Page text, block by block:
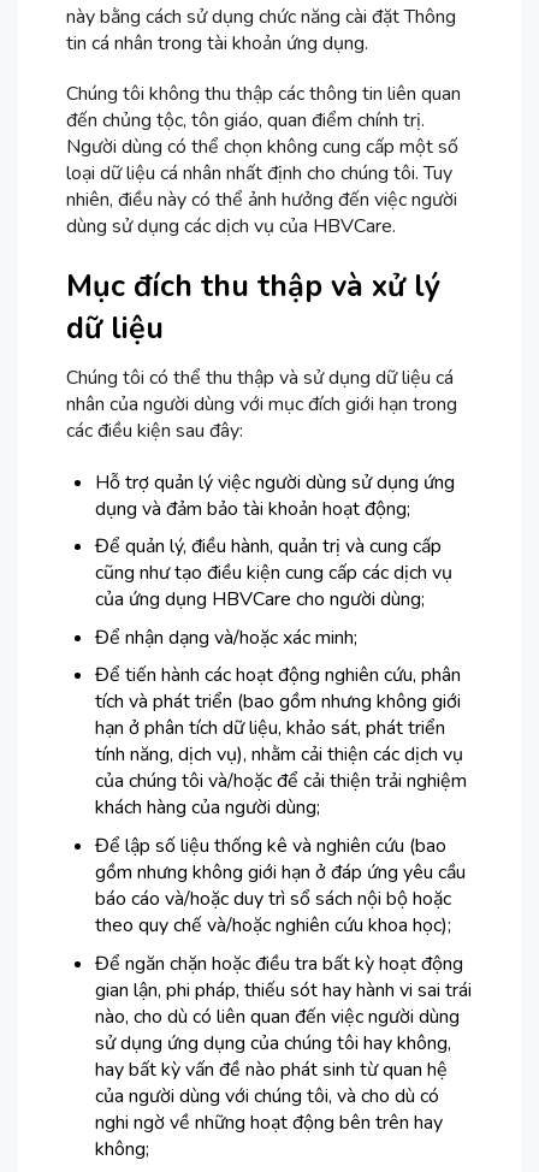
này bằng cách sử dụng chức năng cài đặt Thông
tin cá nhân trong tài khoản ứng dụng.
Chúng tôi không thu thập các thông tin liên quan
đến chủng tộc, tôn giáo, quan điểm chính trị.
Người dùng có thể chọn không cung cấp một số
loại dữ liệu cá nhân nhất định cho chúng tôi. Tuy
nhiên, điều này có thể ảnh hưởng đến việc người
dùng sử dụng các dịch vụ của HBVCare.
Mục đích thu thập và xử lý
dữ liệu
Chúng tôi có thể thu thập và sử dụng dữ liệu cá
nhân của người dùng với mục đích giới hạn trong
các điều kiện sau đây:
Hỗ trợ quản lý việc người dùng sử dụng ứng
dụng và đảm bảo tài khoản hoạt động;
Để quản lý, điều hành, quản trị và cung cấp
cũng như tạo điều kiện cung cấp các dịch vụ
của ứng dụng HBVCare cho người dùng;
Để nhận dạng và/hoặc xác minh;
Để tiến hành các hoạt động nghiên cứu, phân
tích và phát triển (bao gồm nhưng không giới
hạn ở phân tích dữ liệu, khảo sát, phát triển
tính năng, dịch vụ), nhằm cải thiện các dịch vụ
của chúng tôi và/hoặc để cải thiện trải nghiệm
khách hàng của người dùng;
Để lập số liệu thống kê và nghiên cứu (bao
gồm nhưng không giới hạn ở đáp ứng yêu cầu
báo cáo và/hoặc duy trì sổ sách nội bộ hoặc
theo quy chế và/hoặc nghiên cứu khoa học);
Để ngăn chặn hoặc điều tra bất kỳ hoạt động
gian lận, phi pháp, thiếu sót hay hành vi sai trái
nào, cho dù có liên quan đến việc người dùng
sử dụng ứng dụng của chúng tôi hay không,
hay bất kỳ vấn đề nào phát sinh từ quan hệ
của người dùng với chúng tôi, và cho dù có
nghi ngờ về những hoạt động bên trên hay
không;